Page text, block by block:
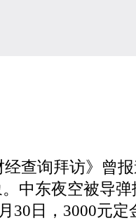
询拜访》曾报
中东夜空被导
30日，3000元